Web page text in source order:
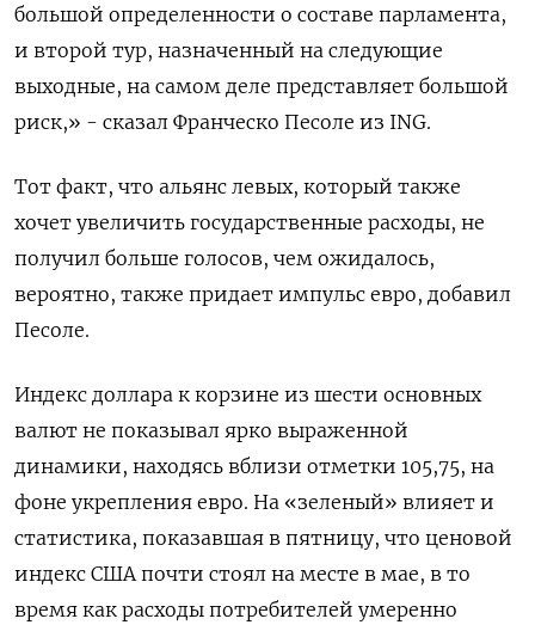
большой определенности о составе парламента,
и второй тур, назначенный на следующие
выходные, на самом деле представляет большой
риск,» - сказал Франческо Песоле из ING.
Тот факт, что альянс левых, который также
хочет увеличить государственные расходы, не
получил больше голосов, чем ожидалось,
вероятно, также придает импульс евро, добавил
Песоле.
Индекс доллара к корзине из шести основных
валют не показывал ярко выраженной
динамики, находясь вблизи отметки 105,75​, на
фоне укрепления евро. На «зеленый» влияет и
статистика, показавшая в пятницу, что ценовой
индекс США почти стоял на месте в мае, в то
время как расходы потребителей умеренно